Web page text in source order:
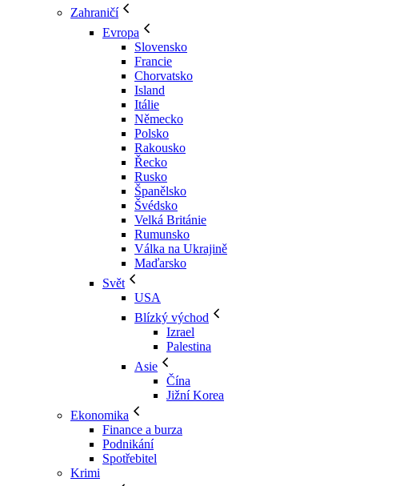
Zahraničí
Evropa
Slovensko
Francie
Chorvatsko
Island
Itálie
Německo
Polsko
Rakousko
Řecko
Rusko
Španělsko
Švédsko
Velká Británie
Rumunsko
Válka na Ukrajině
Maďarsko
Svět
USA
Blízký východ
Izrael
Palestina
Asie
Čína
Jižní Korea
Ekonomika
Finance a burza
Podnikání
Spotřebitel
Krimi